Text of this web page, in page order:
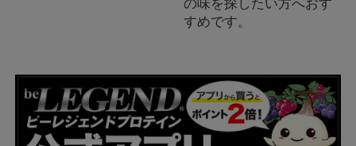
の味を探したい方へおす
すめです。